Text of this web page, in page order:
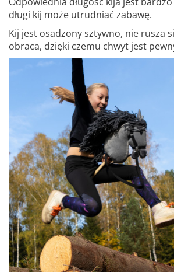
długi kij może utrudniać zabawę.
Kij jest osadzony sztywno, nie rusza
obraca, dzięki czemu chwyt jest